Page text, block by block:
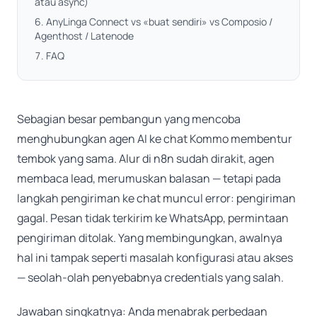
AnyLinga Connect vs «buat sendiri» vs Composio /
Agenthost / Latenode
FAQ
Sebagian besar pembangun yang mencoba
menghubungkan agen AI ke chat Kommo membentur
tembok yang sama. Alur di n8n sudah dirakit, agen
membaca lead, merumuskan balasan — tetapi pada
langkah pengiriman ke chat muncul error: pengiriman
gagal. Pesan tidak terkirim ke WhatsApp, permintaan
pengiriman ditolak. Yang membingungkan, awalnya
hal ini tampak seperti masalah konfigurasi atau akses
— seolah-olah penyebabnya credentials yang salah.
Jawaban singkatnya: Anda menabrak perbedaan